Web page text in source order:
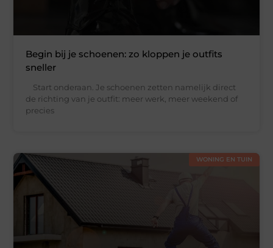
Begin bij je schoenen: zo kloppen je outfits
sneller
Start onderaan. Je schoenen zetten namelijk direct
de richting van je outfit: meer werk, meer weekend of
precies
WONING EN TUIN